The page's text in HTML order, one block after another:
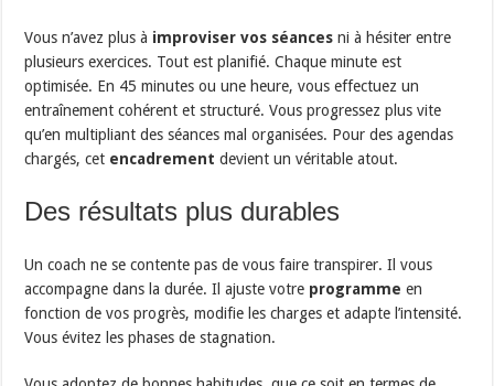
Vous n’avez plus à improviser vos séances ni à hésiter entre
plusieurs exercices. Tout est planifié. Chaque minute est
optimisée. En 45 minutes ou une heure, vous effectuez un
entraînement cohérent et structuré. Vous progressez plus vite
qu’en multipliant des séances mal organisées. Pour des agendas
chargés, cet encadrement devient un véritable atout.
Des résultats plus durables
Un coach ne se contente pas de vous faire transpirer. Il vous
accompagne dans la durée. Il ajuste votre programme en
fonction de vos progrès, modifie les charges et adapte l’intensité.
Vous évitez les phases de stagnation.